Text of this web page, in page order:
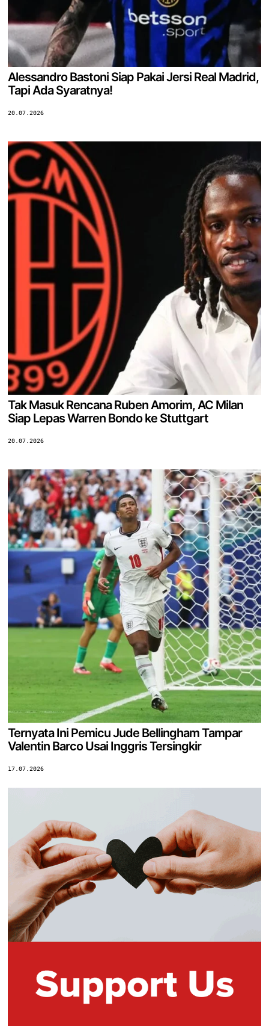
Alessandro Bastoni Siap Pakai Jersi Real Madrid,
Tapi Ada Syaratnya!
20.07.2026
Tak Masuk Rencana Ruben Amorim, AC Milan
Siap Lepas Warren Bondo ke Stuttgart
20.07.2026
Ternyata Ini Pemicu Jude Bellingham Tampar
Valentin Barco Usai Inggris Tersingkir
17.07.2026